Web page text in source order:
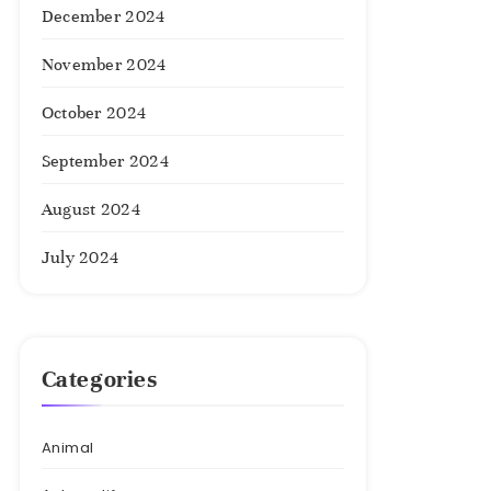
December 2024
November 2024
October 2024
September 2024
August 2024
July 2024
Categories
Animal